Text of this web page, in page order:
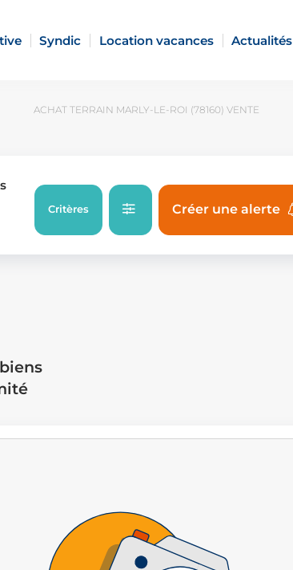
Syndic Location vacances Actualités
ACHAT TERRAIN MARLY-LE-ROI (78160) VENTE
Critères Créer une alerte